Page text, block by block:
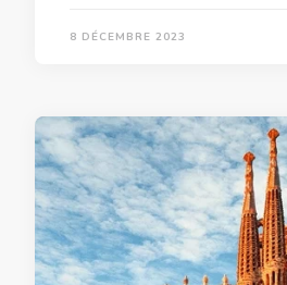
8 DÉCEMBRE 2023